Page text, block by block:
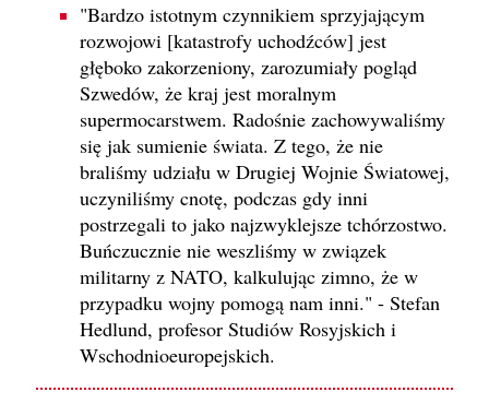
"Bardzo istotnym czynnikiem sprzyjającym
rozwojowi [katastrofy uchodźców] jest
głęboko zakorzeniony, zarozumiały pogląd
Szwedów, że kraj jest moralnym
supermocarstwem. Radośnie zachowywaliśmy
się jak sumienie świata. Z tego, że nie
braliśmy udziału w Drugiej Wojnie Światowej,
uczyniliśmy cnotę, podczas gdy inni
postrzegali to jako najzwyklejsze tchórzostwo.
Buńczucznie nie weszliśmy w związek
militarny z NATO, kalkulując zimno, że w
przypadku wojny pomogą nam inni." - Stefan
Hedlund, profesor Studiów Rosyjskich i
Wschodnioeuropejskich.